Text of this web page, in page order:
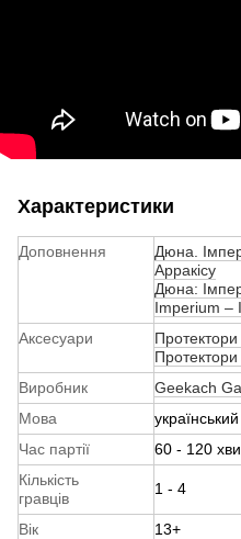
Характеристики
Доповнення
Дюна.
Арракісу
Дюна:
Imperium –
Аксесуари
Виробник
Geekach
Мова
український
Час партії
60 - 120
Кількість
гравців
1 - 4
Вік
13+